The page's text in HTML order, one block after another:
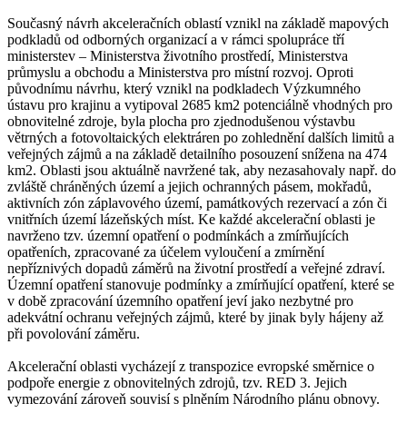
Současný návrh akceleračních oblastí vznikl na základě mapových
podkladů od odborných organizací a v rámci spolupráce tří
ministerstev – Ministerstva životního prostředí, Ministerstva
průmyslu a obchodu a Ministerstva pro místní rozvoj. Oproti
původnímu návrhu, který vznikl na podkladech Výzkumného
ústavu pro krajinu a vytipoval 2685 km2 potenciálně vhodných pro
obnovitelné zdroje, byla plocha pro zjednodušenou výstavbu
větrných a fotovoltaických elektráren po zohlednění dalších limitů a
veřejných zájmů a na základě detailního posouzení snížena na 474
km2. Oblasti jsou aktuálně navržené tak, aby nezasahovaly např. do
zvláště chráněných území a jejich ochranných pásem, mokřadů,
aktivních zón záplavového území, památkových rezervací a zón či
vnitřních území lázeňských míst. Ke každé akcelerační oblasti je
navrženo tzv. územní opatření o podmínkách a zmírňujících
opatřeních, zpracované za účelem vyloučení a zmírnění
nepříznivých dopadů záměrů na životní prostředí a veřejné zdraví.
Územní opatření stanovuje podmínky a zmírňující opatření, které se
v době zpracování územního opatření jeví jako nezbytné pro
adekvátní ochranu veřejných zájmů, které by jinak byly hájeny až
při povolování záměru.
Akcelerační oblasti vycházejí z transpozice evropské směrnice o
podpoře energie z obnovitelných zdrojů, tzv. RED 3. Jejich
vymezování zároveň souvisí s plněním Národního plánu obnovy.